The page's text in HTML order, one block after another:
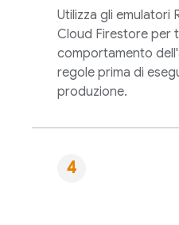
Utilizza gli emulatori
Cloud Firestore per
comportamento
regole prima di
produzione.